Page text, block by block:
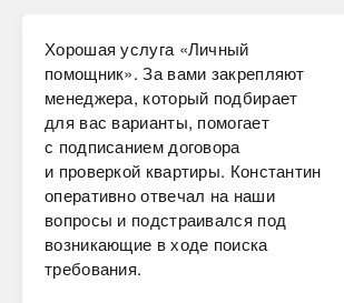
Хорошая услуга «Личный
помощник». За вами закрепляют
менеджера, который подбирает
для вас варианты, помогает
с подписанием договора
и проверкой квартиры. Константин
оперативно отвечал на наши
вопросы и подстраивался под
возникающие в ходе поиска
требования.